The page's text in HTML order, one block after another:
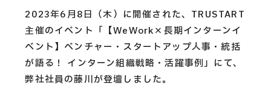
Security Action
2023年6月8日（木）に開催された、TRUSTART
主催のイベント「【WeWork×⻑期インターンイ
ベント】ベンチャー・スタートアップ人事・統括
が語る！ インターン組織戦略・活躍事例」にて、
弊社社員の藤川が登壇しました。